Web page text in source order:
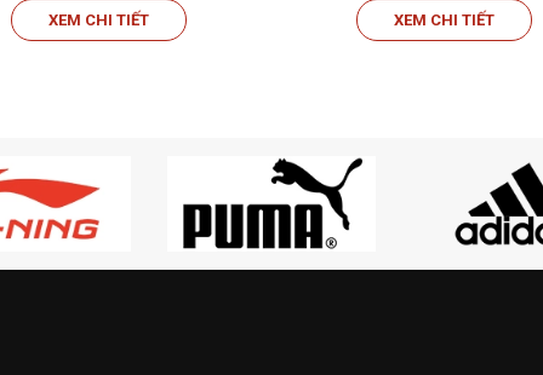
XEM CHI TIẾT XEM CHI TIẾT